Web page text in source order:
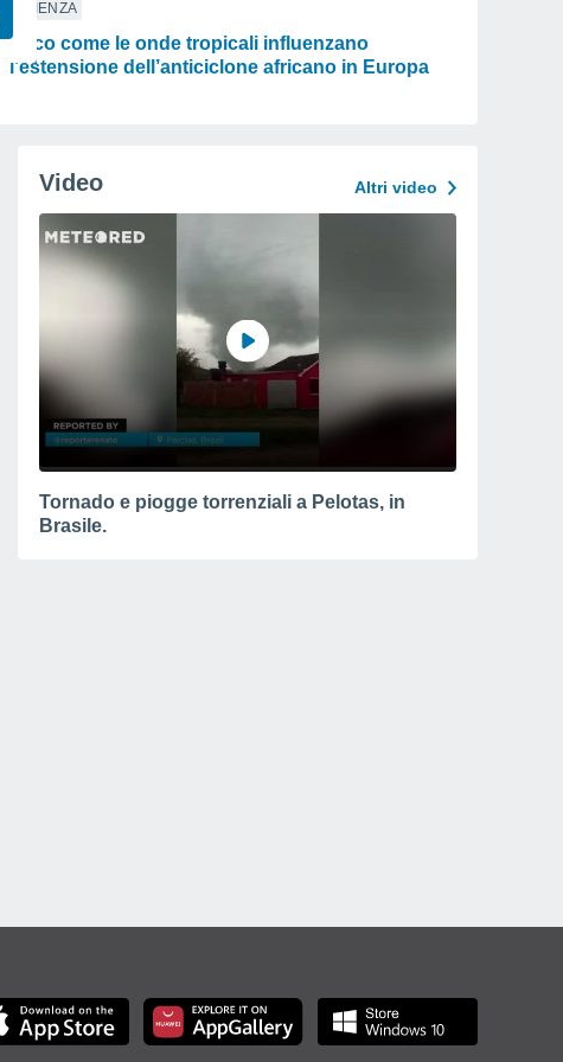
SCIENZA
Ecco come le onde tropicali influenzano
l’estensione dell’anticiclone africano in Europa
Video Altri video
Tornado e piogge torrenziali a Pelotas, in
Brasile.